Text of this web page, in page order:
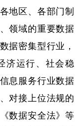
地区、各部门制
领域的重要数据
据密集型行业，
济运行、社会稳
息服务行业数据
对接上位法规的
数据安全法》等